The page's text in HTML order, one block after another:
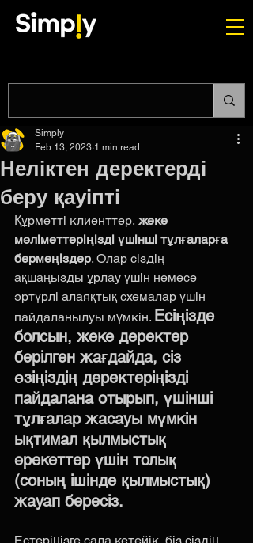
Неліктен деректерді
беру қауіпті
Simply
Feb 13, 2023 1 min read
Құрметті клиенттер, жеке
мәліметтеріңізді үшінші тұлғаларға
бермеңіздер. Олар сіздің
ақшаңызды ұрлау үшін немесе
әртүрлі алаяқтық схемалар үшін
пайдаланылуы мүмкін. Есіңізде
болсын, жеке деректер
берілген жағдайда, сіз
өзіңіздің деректеріңізді
пайдалана отырып, үшінші
тұлғалар жасауы мүмкін
ықтимал қылмыстық
әрекеттер үшін толық
(соның ішінде қылмыстық)
жауап бересіз.